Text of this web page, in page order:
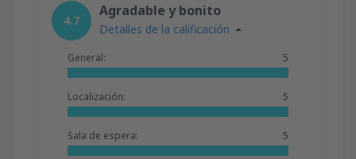
4.7
Agradable y bonito
Detalles de la calificación
General: 5
Localización: 5
Sala de espera: 5